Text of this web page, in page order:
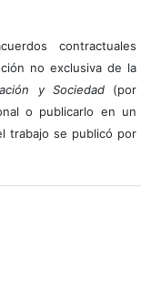
contractuales
no exclusiva de la
y Sociedad(por
o publicarlo en un
trabajo se publicó por